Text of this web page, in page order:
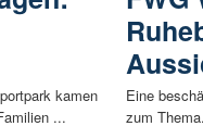
kamen
...
Eine
zum